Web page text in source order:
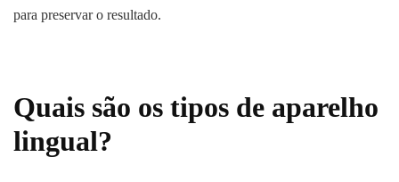
para preservar o resultado.
Quais são os tipos de aparelho
lingual?